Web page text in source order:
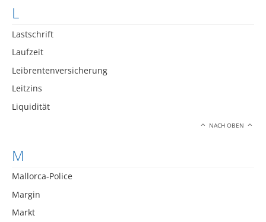
L
Lastschrift
Laufzeit
Leibrentenversicherung
Leitzins
Liquidität
NACH OBEN
M
Mallorca-Police
Margin
Markt